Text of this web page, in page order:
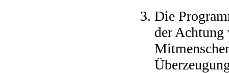
Die
der Achtung